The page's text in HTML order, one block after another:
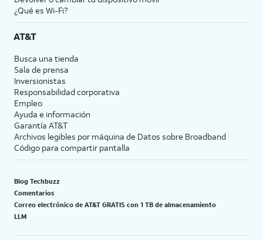
¿Qué es Wi-Fi?
AT&T
Busca una tienda
Sala de prensa
Inversionistas
Responsabilidad corporativa
Empleo
Ayuda e información
Garantía AT&T
Archivos legibles por máquina de Datos sobre Broadband
Código para compartir pantalla
Blog Techbuzz
Comentarios
Correo electrónico de AT&T GRATIS con 1 TB de almacenamiento
LLM